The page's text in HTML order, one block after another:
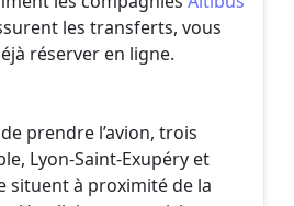
les transferts, vous
réserver en ligne.
prendre l’avion, trois
Lyon-Saint-Exupéry et
situent à proximité de la